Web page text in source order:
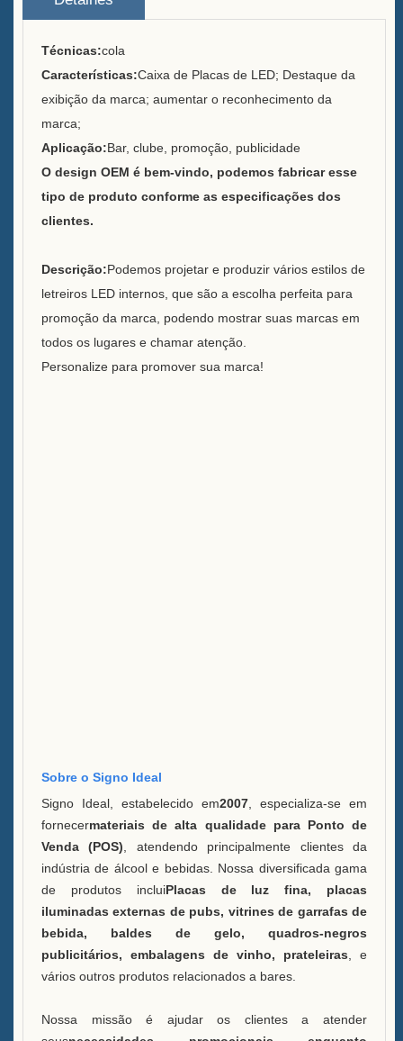
Quem somos
Serviço
Sustentabilidade
Nossa equipe
Balde de gelo quadrado de
LED Case E
Display de resina em formato
D X Case
Técnicas:cola
Características:Caixa de Placas de LED; Destaque da
exibição da marca; aumentar o reconhecimento da
marca;
Aplicação:Bar, clube, promoção, publicidade
O design OEM é bem-vindo, podemos fabricar esse
tipo de produto conforme as especificações dos
clientes.
Descrição:Podemos projetar e produzir vários estilos de
letreiros LED internos, que são a escolha perfeita para
promoção da marca, podendo mostrar suas marcas em
todos os lugares e chamar atenção.
Personalize para promover sua marca!
Sobre o Signo Ideal
Signo Ideal, estabelecido em2007 , especializa-se em
fornecermateriais de alta qualidade para Ponto de
Venda (POS) , atendendo principalmente clientes da
indústria de álcool e bebidas. Nossa diversificada gama
de produtos incluiPlacas de luz fina, placas
iluminadas externas de pubs, vitrines de garrafas de
bebida, baldes de gelo, quadros-negros
publicitários, embalagens de vinho, prateleiras , e
vários outros produtos relacionados a bares.
Nossa missão é ajudar os clientes a atender